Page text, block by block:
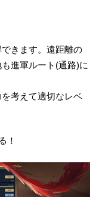
きます。遠距離の
進軍ルート(通路)に
考えて適切なレベ
！